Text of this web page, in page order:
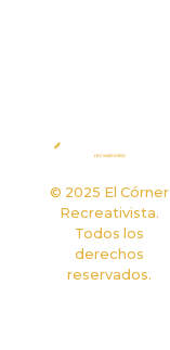
© 2025 El Córner
Recreativista.
Todos los
derechos
reservados.